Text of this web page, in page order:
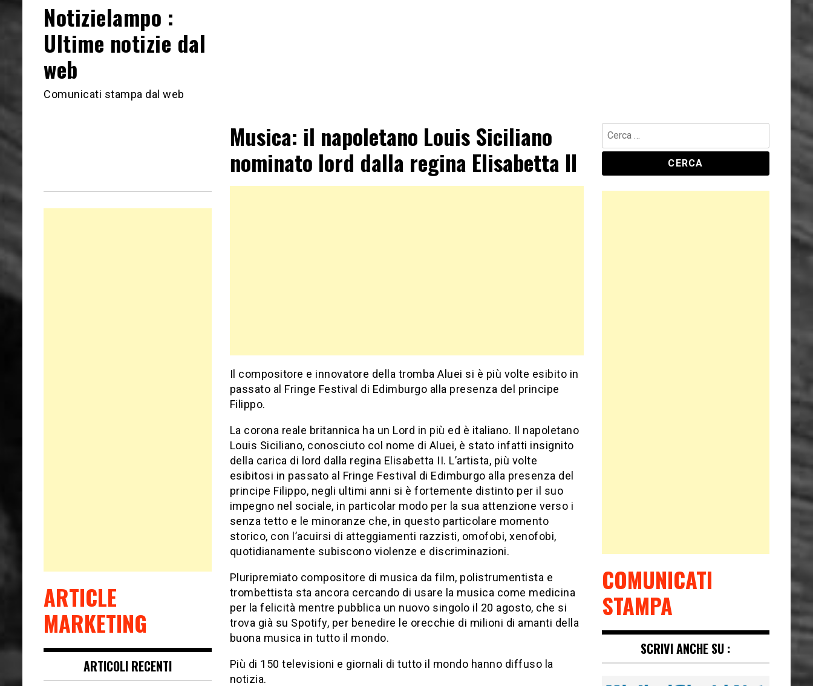
Notizielampo :
Ultime notizie dal
web
Comunicati stampa dal web
Musica: il napoletano Louis Siciliano
nominato lord dalla regina Elisabetta II
Il compositore e innovatore della tromba Aluei si è più volte esibito in
passato al Fringe Festival di Edimburgo alla presenza del principe
Filippo.
La corona reale britannica ha un Lord in più ed è italiano. Il napoletano
Louis Siciliano, conosciuto col nome di Aluei, è stato infatti insignito
della carica di lord dalla regina Elisabetta II. L’artista, più volte
esibitosi in passato al Fringe Festival di Edimburgo alla presenza del
principe Filippo, negli ultimi anni si è fortemente distinto per il suo
impegno nel sociale, in particolar modo per la sua attenzione verso i
senza tetto e le minoranze che, in questo particolare momento
storico, con l’acuirsi di atteggiamenti razzisti, omofobi, xenofobi,
quotidianamente subiscono violenze e discriminazioni.
Pluripremiato compositore di musica da film, polistrumentista e
trombettista sta ancora cercando di usare la musica come medicina
per la felicità mentre pubblica un nuovo singolo il 20 agosto, che si
trova già su Spotify, per benedire le orecchie di milioni di amanti della
buona musica in tutto il mondo.
Più di 150 televisioni e giornali di tutto il mondo hanno diffuso la
notizia.
ARTICLE
MARKETING
ARTICOLI RECENTI
COMUNICATI
STAMPA
SCRIVI ANCHE SU :